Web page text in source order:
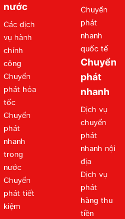
nước
Các dịch
vụ hành
chính
công
Chuyển
phát hỏa
tốc
Chuyển
phát
nhanh
trong
nước
Chuyển
phát tiết
kiệm
Chuyển
phát
nhanh
quốc tế
Chuyển
phát
nhanh
Dịch vụ
chuyển
phát
nhanh nội
địa
Dịch vụ
phát
hàng thu
tiền